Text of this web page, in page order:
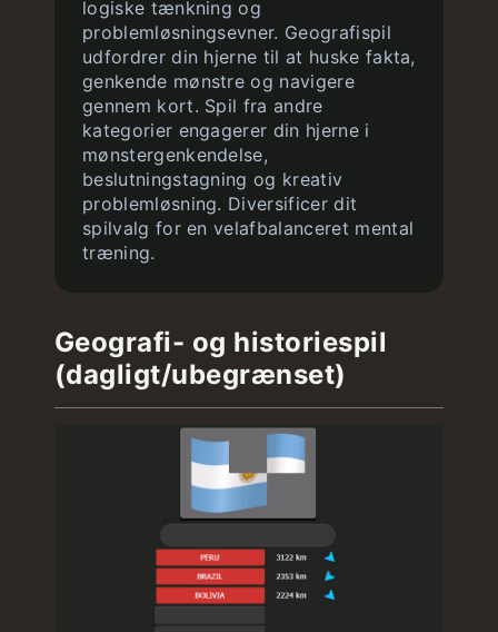
logiske tænkning og
problemløsningsevner. Geografispil
udfordrer din hjerne til at huske fakta,
genkende mønstre og navigere
gennem kort. Spil fra andre
kategorier engagerer din hjerne i
mønstergenkendelse,
beslutningstagning og kreativ
problemløsning. Diversificer dit
spilvalg for en velafbalanceret mental
træning.
Geografi- og historiespil
(dagligt/ubegrænset)